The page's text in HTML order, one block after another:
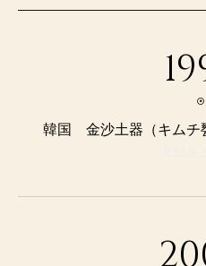
韓国 金沙土器（キムチ